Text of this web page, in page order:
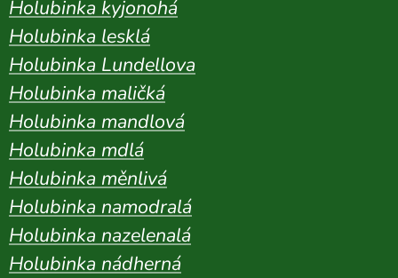
Holubinka kyjonohá
Holubinka lesklá
Holubinka Lundellova
Holubinka maličká
Holubinka mandlová
Holubinka mdlá
Holubinka měnlivá
Holubinka namodralá
Holubinka nazelenalá
Holubinka nádherná